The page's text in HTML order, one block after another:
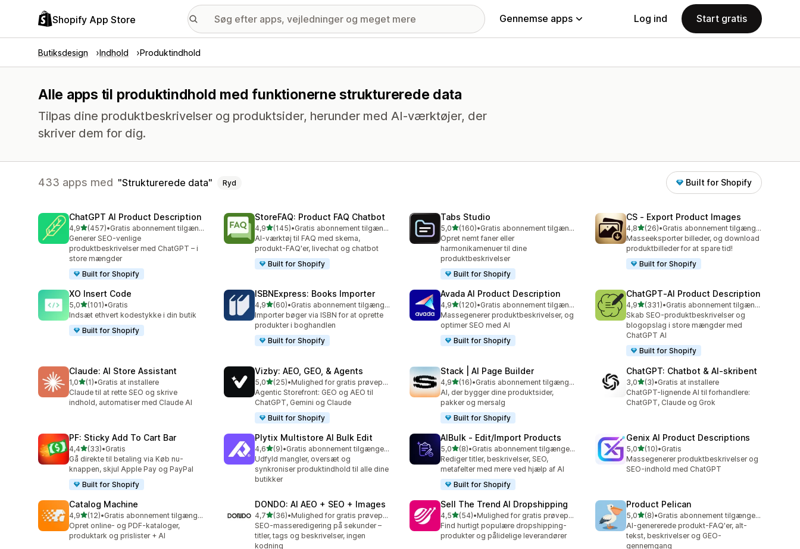
Shopify App Store Gennemse apps Log ind Start gratis
Butiksdesign Indhold Produktindhold
Alle apps til produktindhold med funktionerne strukturerede data
Tilpas dine produktbeskrivelser og produktsider, herunder med AI-værktøjer, der
skriver dem for dig.
433 apps med Strukturerede data Ryd Built for Shopify
ChatGPT AI Product Description
4,9ud af 5 stjerner
(457)
457 anmeldelser i alt
•
Gratis abonnement tilgængeligt
Generer SEO-venlige
produktbeskrivelser med ChatGPT – i
store mængder
Built for Shopify
StoreFAQ: Product FAQ Chatbot
4,9ud af 5 stjerner
(145)
145 anmeldelser i alt
•
Gratis abonnement tilgængeligt
AI-værktøj til FAQ med skema,
produkt-FAQ'er, livechat og chatbot
Built for Shopify
Tabs Studio
5,0ud af 5 stjerner
(160)
160 anmeldelser i alt
•
Gratis abonnement tilgængeligt
Opret nemt faner eller
harmonikamenuer til dine
produktbeskrivelser
Built for Shopify
CS ‑ Export Product Images
4,8ud af 5 stjerner
(26)
26 anmeldelser i alt
•
Gratis abonnement tilgængeligt
Masseeksporter billeder, og download
produktbilleder for at spare tid!
Built for Shopify
XO Insert Code
5,0ud af 5 stjerner
(101)
101 anmeldelser i alt
•Gratis
Indsæt ethvert kodestykke i din butik
Built for Shopify
ISBNExpress: Books Importer
4,9ud af 5 stjerner
(60)
60 anmeldelser i alt
•
Gratis abonnement tilgængeligt
Importer bøger via ISBN for at oprette
produkter i boghandlen
Built for Shopify
Avada AI Product Description
4,9ud af 5 stjerner
(120)
120 anmeldelser i alt
•
Gratis abonnement tilgængeligt
Massegenerer produktbeskrivelser, og
optimer SEO med AI
Built for Shopify
ChatGPT‑AI Product Description
4,9ud af 5 stjerner
(331)
331 anmeldelser i alt
•
Gratis abonnement tilgængeligt
Skab SEO-produktbeskrivelser og
blogopslag i store mængder med
ChatGPT AI
Built for Shopify
Claude: AI Store Assistant
1,0ud af 5 stjerner
(1)
1 anmeldelser i alt
•Gratis at installere
Claude til at rette SEO og skrive
indhold, automatiser med Claude AI
Vizby: AEO, GEO, & Agents
5,0ud af 5 stjerner
(25)
25 anmeldelser i alt
•
Mulighed for gratis prøveperiode
Agentic Storefront: GEO og AEO til
ChatGPT, Gemini og Claude
Built for Shopify
Stack | AI Page Builder
4,9ud af 5 stjerner
(16)
16 anmeldelser i alt
•
Gratis abonnement tilgængeligt
AI, der bygger dine produktsider,
pakker og mersalg
Built for Shopify
ChatGPT: Chatbot & AI‑skribent
3,0ud af 5 stjerner
(3)
3 anmeldelser i alt
•Gratis at installere
ChatGPT-lignende AI til forhandlere:
ChatGPT, Claude og Grok
PF: Sticky Add To Cart Bar
4,4ud af 5 stjerner
(33)
33 anmeldelser i alt
•Gratis
Gå direkte til betaling via Køb nu-
knappen, skjul Apple Pay og PayPal
Built for Shopify
Plytix Multistore AI Bulk Edit
4,6ud af 5 stjerner
(9)
9 anmeldelser i alt
•
Gratis abonnement tilgængeligt
Udfyld mangler, oversæt og
synkroniser produktindhold til alle dine
butikker
AIBulk ‑ Edit/Import Products
5,0ud af 5 stjerner
(8)
8 anmeldelser i alt
•
Gratis abonnement tilgængeligt
Rediger titler, beskrivelser, SEO,
metafelter med mere ved hjælp af AI
Built for Shopify
Genix AI Product Descriptions
5,0ud af 5 stjerner
(10)
10 anmeldelser i alt
•Gratis
Massegenerer produktbeskrivelser og
SEO-indhold med ChatGPT
Catalog Machine
4,9ud af 5 stjerner
(12)
12 anmeldelser i alt
•
Gratis abonnement tilgængeligt
Opret online- og PDF-kataloger,
produktark og prislister + AI
DONDO: AI AEO + SEO + Images
4,7ud af 5 stjerner
(36)
36 anmeldelser i alt
•
Mulighed for gratis prøveperiode
SEO-masseredigering på sekunder –
titler, tags og beskrivelser, ingen
kodning
Sell The Trend AI Dropshipping
4,5ud af 5 stjerner
(54)
54 anmeldelser i alt
•
Mulighed for gratis prøveperiode
Find hurtigt populære dropshipping-
produkter og pålidelige leverandører
Product Pelican
5,0ud af 5 stjerner
(8)
8 anmeldelser i alt
•
Gratis abonnement tilgængeligt
AI-genererede produkt-FAQ'er, alt-
tekst, beskrivelser og GEO-
gennemgang